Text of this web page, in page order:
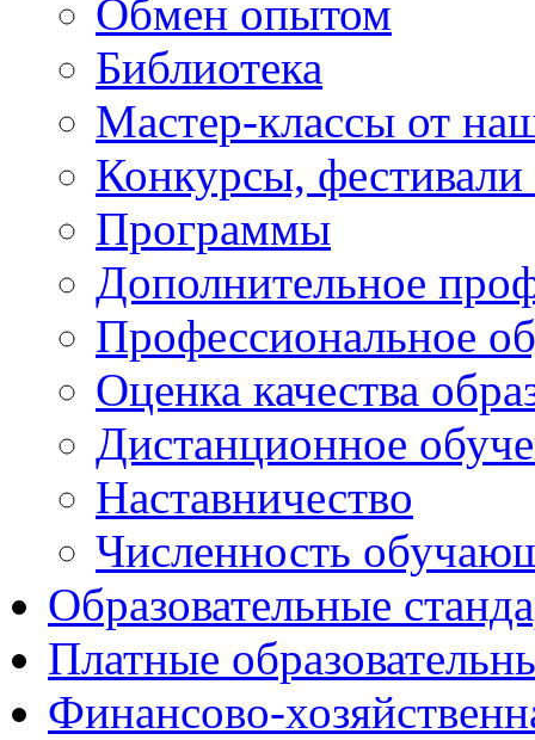
Обмен опытом
Библиотека
Мастер-классы от
Конкурсы,
Программы
Дополнительное
Профессиональное
Оценка качества
Дистанционное
Наставничество
Численность
Образовательные
Платные
Финансово-